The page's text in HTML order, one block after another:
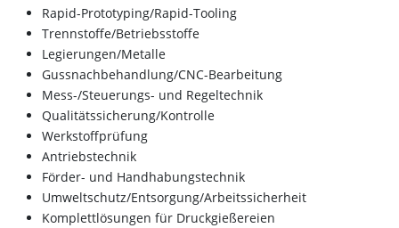
Rapid-Prototyping/Rapid-Tooling
Trennstoffe/Betriebsstoffe
Legierungen/Metalle
Gussnachbehandlung/CNC-Bearbeitung
Mess-/Steuerungs- und Regeltechnik
Qualitätssicherung/Kontrolle
Werkstoffprüfung
Antriebstechnik
Förder- und Handhabungstechnik
Umweltschutz/Entsorgung/Arbeitssicherheit
Komplettlösungen für Druckgießereien